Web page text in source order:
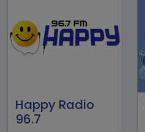
Happy Radio
96.7